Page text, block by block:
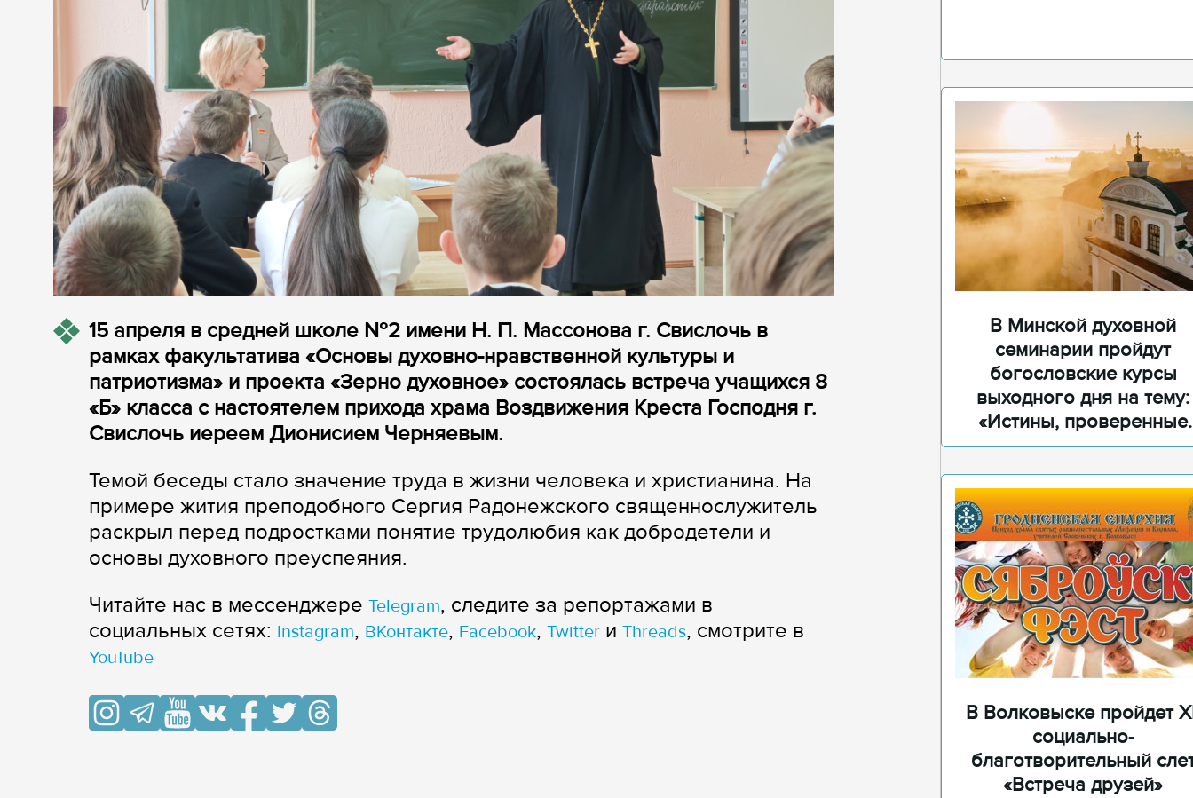
15 апреля в средней школе №2 имени Н. П. Массонова г. Свислочь в
рамках факультатива «Основы духовно-нравственной культуры и
патриотизма» и проекта «Зерно духовное» состоялась встреча учащихся 8
«Б» класса с настоятелем прихода храма Воздвижения Креста Господня г.
Свислочь иереем Дионисием Черняевым.
Темой беседы стало значение труда в жизни человека и христианина. На
примере жития преподобного Сергия Радонежского священнослужитель
раскрыл перед подростками понятие трудолюбия как добродетели и
основы духовного преуспеяния.
Читайте нас в мессенджере Telegram, следите за репортажами в
cоциальных сетях: Instagram, ВКонтакте, Facebook, Twitter и Threads, смотрите в
YouTube
В Минской духовной
семинарии пройдут
богословские курсы
выходного дня на тему:
«Истины, проверенные
временем»
В Волковыске пройдет
социально-
благотворительный
«Встреча друзей»